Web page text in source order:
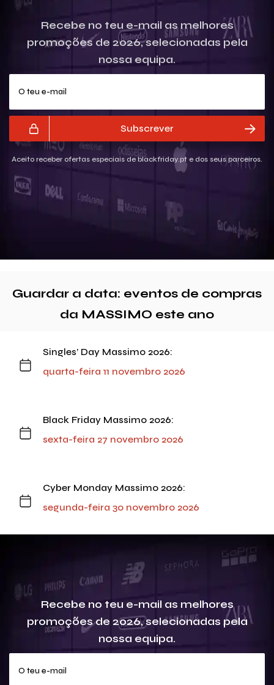
Recebe no teu e-mail as melhores
promoções de 2026, selecionadas pela
nossa equipa.
Subscrever
Aceito receber ofertas especiais de blackfriday.pt e dos seus parceiros.
Guardar a data: eventos de compras
da MASSIMO este ano
Singles’ Day Massimo 2026:
quarta-feira 11 novembro 2026
Black Friday Massimo 2026:
sexta-feira 27 novembro 2026
Cyber Monday Massimo 2026:
segunda-feira 30 novembro 2026
Recebe no teu e-mail as melhores
promoções de 2026, selecionadas pela
nossa equipa.